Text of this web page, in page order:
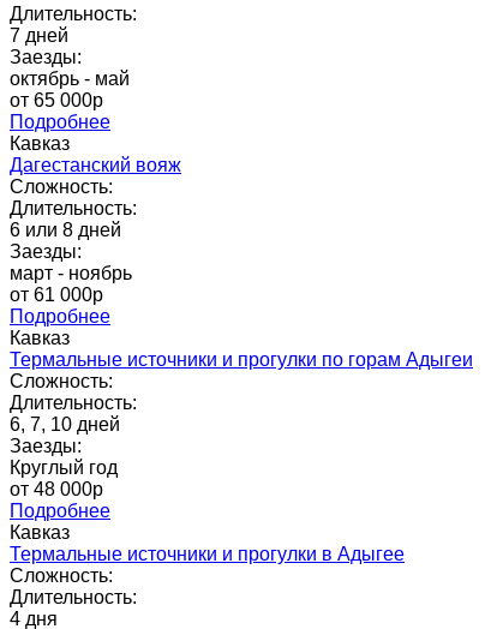
Длительность:
7 дней
Заезды:
октябрь - май
от 65 000p
Подробнее
Кавказ
Дагестанский вояж
Сложность:
Длительность:
6 или 8 дней
Заезды:
март - ноябрь
от 61 000p
Подробнее
Кавказ
Термальные источники и прогулки по горам Адыгеи
Сложность:
Длительность:
6, 7, 10 дней
Заезды:
Круглый год
от 48 000p
Подробнее
Кавказ
Термальные источники и прогулки в Адыгее
Сложность:
Длительность:
4 дня